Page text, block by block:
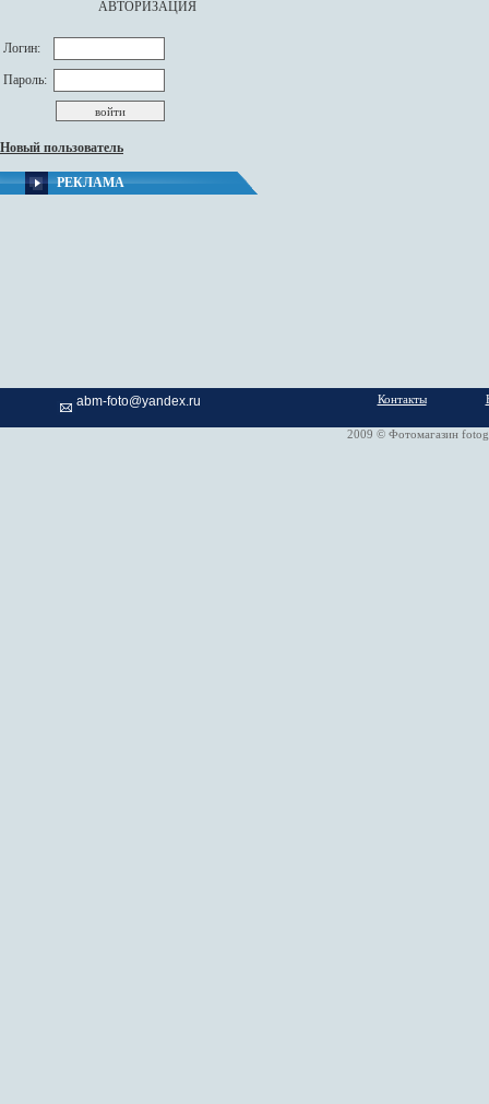
АВТОРИЗАЦИЯ
Логин:
Пароль:
Новый пользователь
РЕКЛАМА
abm-foto@yandex.ru Контакты
2009 © Фотомагазин